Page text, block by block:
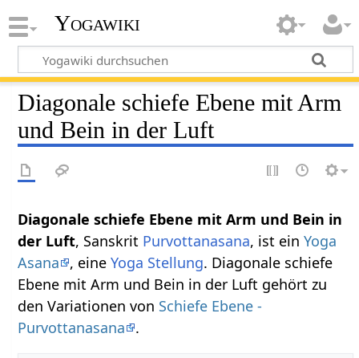
Yogawiki
Diagonale schiefe Ebene mit Arm
und Bein in der Luft
Diagonale schiefe Ebene mit Arm und Bein in
der Luft, Sanskrit Purvottanasana, ist einYoga
Asana
, eineYoga Stellung. Diagonale schiefe
Ebene mit Arm und Bein in der Luft gehört zu
den Variationen von Schiefe Ebene -
Purvottanasana
.